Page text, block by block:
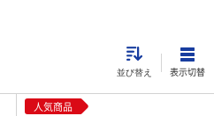
並び替え 表示切替
人気商品